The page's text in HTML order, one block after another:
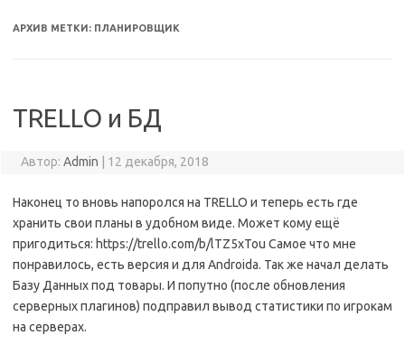
АРХИВ МЕТКИ: ПЛАНИРОВЩИК
TRELLO и БД
Автор: Admin 12 декабря, 2018
Наконец то вновь напоролся на TRELLO и теперь есть где
хранить свои планы в удобном виде. Может кому ещё
пригодиться: https://trello.com/b/lTZ5xTou Самое что мне
понравилось, есть версия и для Androida. Так же начал делать
Базу Данных под товары. И попутно (после обновления
серверных плагинов) подправил вывод статистики по игрокам
на серверах.